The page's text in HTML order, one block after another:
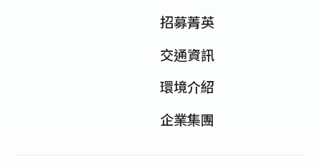
招募菁英
交通資訊
環境介紹
企業集團